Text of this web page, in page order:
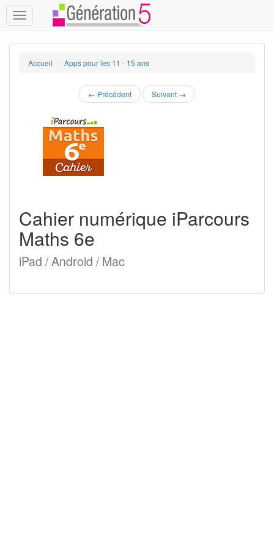
Toggle
navigation
Accueil Apps pour les 11 - 15 ans
← Précédent Suivant →
Cahier numérique iParcours
Maths 6e
iPad / Android / Mac